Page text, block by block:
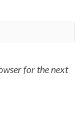
for the next